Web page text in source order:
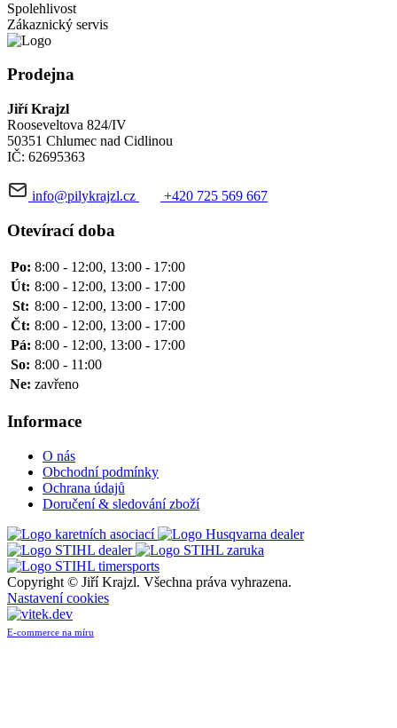
Spolehlivost
Zákaznický servis
Prodejna
Jiří Krajzl
Rooseveltova 824/IV
50351 Chlumec nad Cidlinou
IČ: 62695363
info@pilykrajzl.cz +420 725 569 667
Otevírací doba
Po: 8:00 - 12:00, 13:00 - 17:00
Út: 8:00 - 12:00, 13:00 - 17:00
St: 8:00 - 12:00, 13:00 - 17:00
Čt: 8:00 - 12:00, 13:00 - 17:00
Pá: 8:00 - 12:00, 13:00 - 17:00
So: 8:00 - 11:00
Ne: zavřeno
Informace
O nás
Obchodní podmínky
Ochrana údajů
Doručení & sledování zboží
Copyright © Jiří Krajzl. Všechna práva vyhrazena.
Nastavení cookies
E-commerce na míru